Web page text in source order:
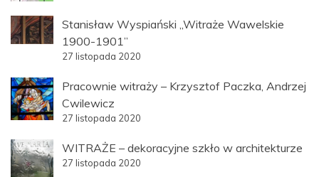
Stanisław Wyspiański „Witraże Wawelskie
1900-1901”
27 listopada 2020
Pracownie witraży – Krzysztof Paczka, Andrzej
Cwilewicz
27 listopada 2020
WITRAŻE – dekoracyjne szkło w architekturze
27 listopada 2020